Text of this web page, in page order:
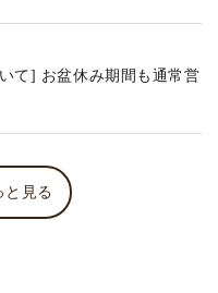
て] お盆休み期間も通常営
と見る